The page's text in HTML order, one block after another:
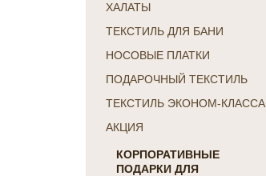
ХАЛАТЫ
ТЕКСТИЛЬ ДЛЯ БАНИ
НОСОВЫЕ ПЛАТКИ
ПОДАРОЧНЫЙ ТЕКСТИЛЬ
ТЕКСТИЛЬ ЭКОНОМ-КЛАССА
АКЦИЯ
КОРПОРАТИВНЫЕ
ПОДАРКИ ДЛЯ